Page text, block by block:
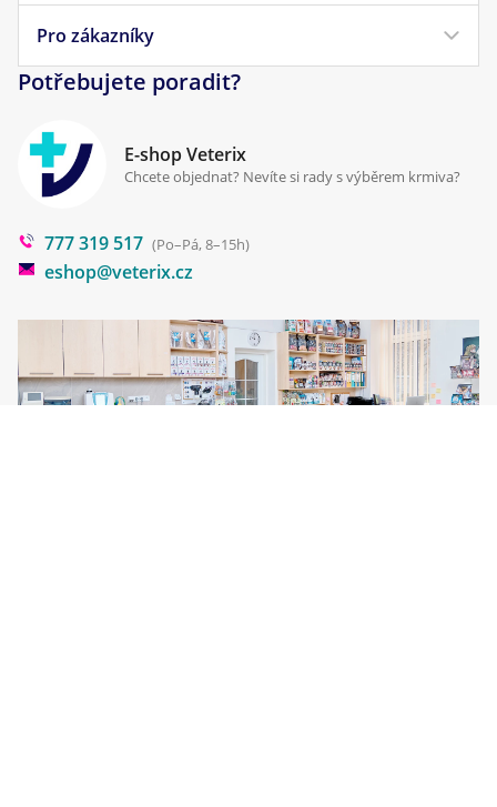
Veterinární diety
Pamlsky pro psy
Obchodní podmínky
Reklamace a vrácení
Cookies a podmínky používání
Náš příběh
Pro zákazníky
Klinika Prostějov
Poradna
Blog
Potřebujete poradit?
E-shop Veterix
Chcete objednat? Nevíte si rady s výběrem krmiva?
777 319 517 (Po–Pá, 8–15h)
eshop@veterix.cz